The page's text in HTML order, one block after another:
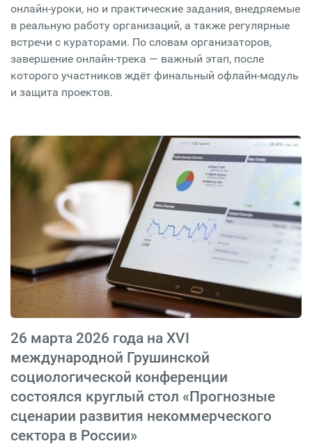
онлайн-уроки, но и практические задания, внедряемые
в реальную работу организаций, а также регулярные
встречи с кураторами. По словам организаторов,
завершение онлайн-трека — важный этап, после
которого участников ждёт финальный офлайн-модуль
и защита проектов.
26 марта 2026 года на XVI
международной Грушинской
социологической конференции
состоялся круглый стол «Прогнозные
сценарии развития некоммерческого
сектора в России»